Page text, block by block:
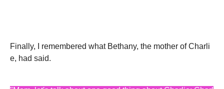
Finally, I remembered what Bethany, the mother of Charli
e, had said.